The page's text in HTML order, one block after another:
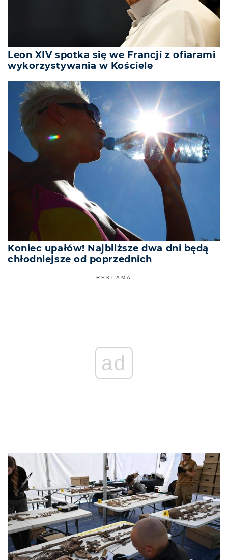
Leon XIV spotka się we Francji z ofiarami
wykorzystywania w Kościele
Koniec upałów! Najbliższe dwa dni będą
chłodniejsze od poprzednich
REKLAMA
ad